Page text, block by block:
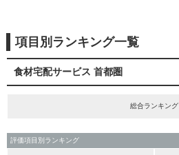
項目別ランキング一覧
食材宅配サービス 首都圏
総合ランキング
評価項目別ランキング